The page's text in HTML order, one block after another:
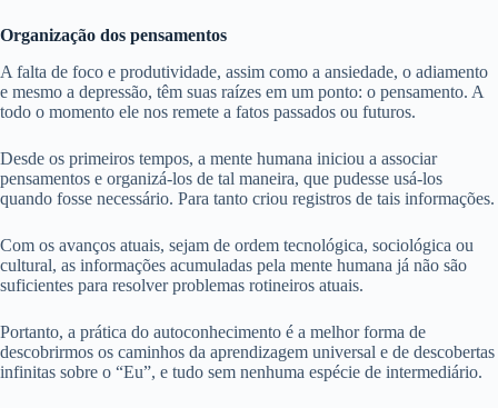
Organização dos pensamentos
A falta de foco e produtividade, assim como a ansiedade, o adiamento
e mesmo a depressão, têm suas raízes em um ponto: o pensamento. A
todo o momento ele nos remete a fatos passados ou futuros.
Desde os primeiros tempos, a mente humana iniciou a associar
pensamentos e organizá-los de tal maneira, que pudesse usá-los
quando fosse necessário. Para tanto criou registros de tais informações.
Com os avanços atuais, sejam de ordem tecnológica, sociológica ou
cultural, as informações acumuladas pela mente humana já não são
suficientes para resolver problemas rotineiros atuais.
Portanto, a prática do autoconhecimento é a melhor forma de
descobrirmos os caminhos da aprendizagem universal e de descobertas
infinitas sobre o “Eu”, e tudo sem nenhuma espécie de intermediário.